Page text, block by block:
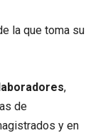
la que toma su
,
de
y en